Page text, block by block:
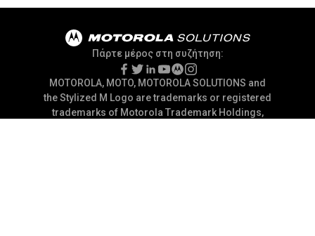
Πάρτε μέρος στη συζήτηση:
MOTOROLA, MOTO, MOTOROLA SOLUTIONS and
the Stylized M Logo are trademarks or registered
trademarks of Motorola Trademark Holdings,